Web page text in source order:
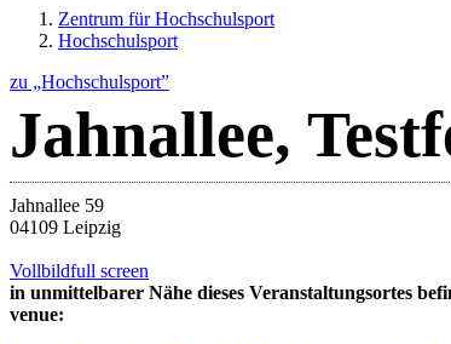
Zentrum für Hochschulsport
Hochschulsport
zu „Hochschulsport”
Jahnallee,
Jahnallee 59
04109 Leipzig
Vollbildfull screen
in unmittelbarer Nähe dieses Veranstaltungsortes
venue: